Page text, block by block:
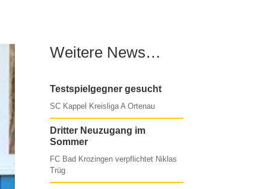
Weitere News…
Testspielgegner gesucht
SC Kappel Kreisliga A Ortenau
Dritter Neuzugang im
Sommer
FC Bad Krozingen verpflichtet Niklas
Trüg